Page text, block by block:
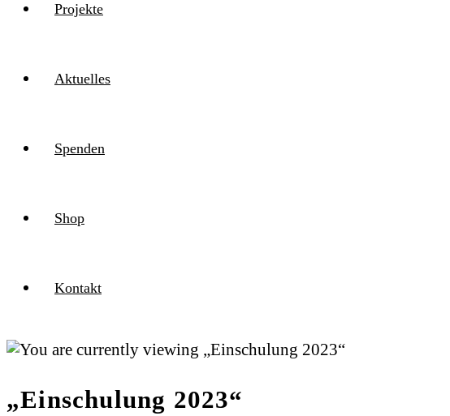
Projekte
Aktuelles
Spenden
Shop
Kontakt
„Einschulung 2023“